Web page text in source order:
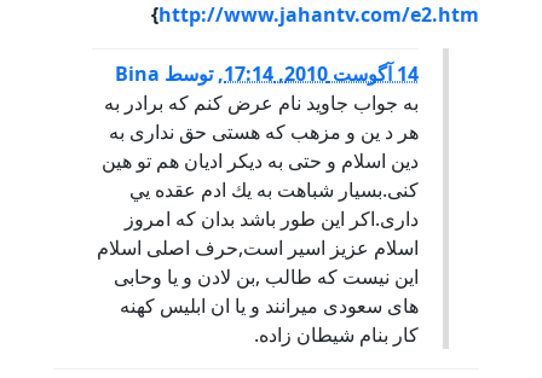
http://www.jahantv.com/e2.htm
}
14 آگوست 2010, 17:14 ,توسط Bina
به جواب جاويد نام عرض كنم كه برادر به
هر د ين و مزهب كه هستى حق ندارى به
دين اسلام و حتى به ديكر اديان هم تو هين
كنى.بسيار شباهت به يك ادم عقده يي
دارى.اكر اين طور باشد بدان كه امروز
اسلام عزيز اسير است,حرف اصلى اسلام
اين نيست كه طالب ,بن لادن و يا وحابى
هاى سعودى ميرانند و يا ان ابليس كهنه
كار بنام شيطان زاده.